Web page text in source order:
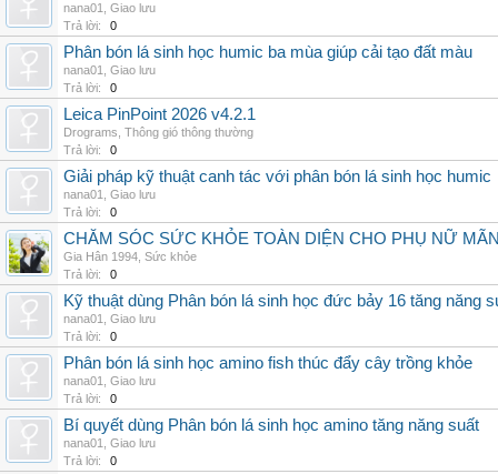
nana01
Giao lưu
Trả lời:
0
Phân bón lá sinh học humic ba mùa giúp cải tạo đất màu
nana01
Giao lưu
Trả lời:
0
Leica PinPoint 2026 v4.2.1
Drograms Thông gió thông thường
Trả lời:
0
Giải pháp kỹ thuật canh tác với phân bón lá sinh học humic
nana01
Giao lưu
Trả lời:
0
CHĂM SÓC SỨC KHỎE TOÀN DIỆN CHO PHỤ NỮ
Gia Hân 1994 Sức khỏe
Trả lời:
0
Kỹ thuật dùng Phân bón lá sinh học đức bảy 16 tăng năng
nana01
Giao lưu
Trả lời:
0
Phân bón lá sinh học amino fish thúc đẩy cây trồng khỏe
nana01
Giao lưu
Trả lời:
0
Bí quyết dùng Phân bón lá sinh học amino tăng năng suất
nana01
Giao lưu
Trả lời:
0